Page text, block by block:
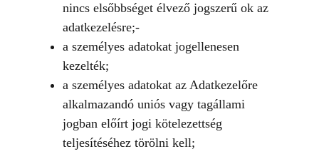
nincs elsőbbséget élvező jogszerű ok az
adatkezelésre;-
a személyes adatokat jogellenesen
kezelték;
a személyes adatokat az Adatkezelőre
alkalmazandó uniós vagy tagállami
jogban előírt jogi kötelezettség
teljesítéséhez törölni kell;